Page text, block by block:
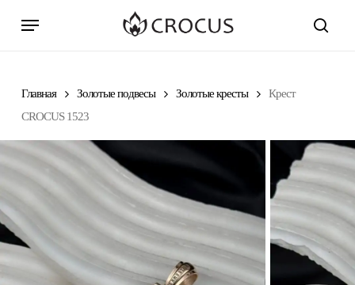
search
Menu
Главная Золотые подвесы Золотые кресты
Крест
CROCUS 1523